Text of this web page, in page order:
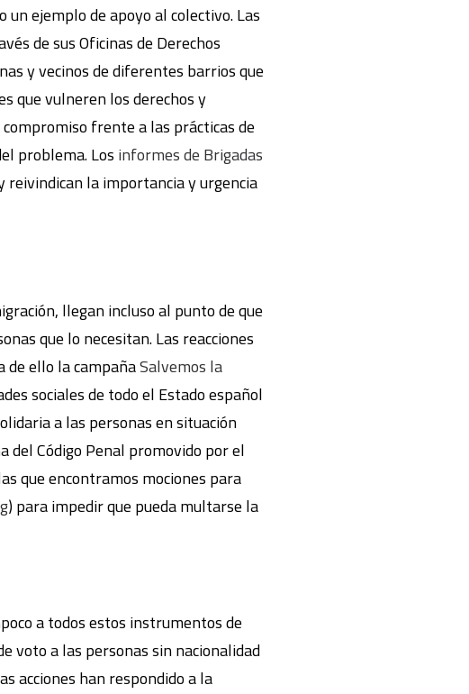
ejemplo de apoyo al colectivo. Las
de sus Oficinas de Derechos
y vecinos de diferentes barrios que
que vulneren los derechos y
frente a las prácticas de
problema. Los informes de Brigadas
la importancia y urgencia
llegan incluso al punto de que
que lo necesitan. Las reacciones
de ello la campañaSalvemos la
sociales de todo el Estado español
a las personas en situación
Código Penal promovido por el
que encontramos mociones para
) para impedir que pueda multarse la
a todos estos instrumentos de
voto a las personas sin nacionalidad
acciones han respondido a la